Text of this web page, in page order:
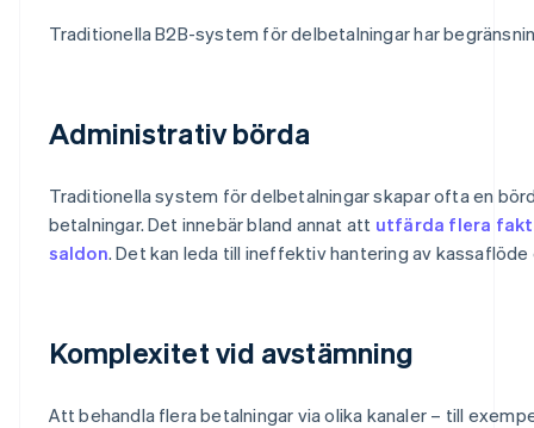
Traditionella B2B-system för delbetalningar har
Administrativ börda
Traditionella system för delbetalningar skapar ofta en
betalningar. Det innebär bland annat att utfärda flera
saldon. Det kan leda till ineffektiv hantering av
Komplexitet vid avstämning
Att behandla flera betalningar via olika kanaler – till